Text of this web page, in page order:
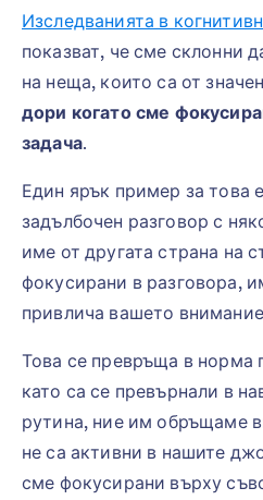
Изследванията в
показват, че сме склонни
на неща, които са от
дори когато сме
задача.
Един ярък пример за това
задълбочен разговор с
име от другата страна на
фокусирани в разговора,
привлича вашето
Това се превръща в норма
като са се превърнали в
рутина, ние им обръщаме
не са активни в нашите
сме фокусирани върху